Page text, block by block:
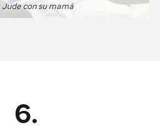
Judecon su mamá
6.